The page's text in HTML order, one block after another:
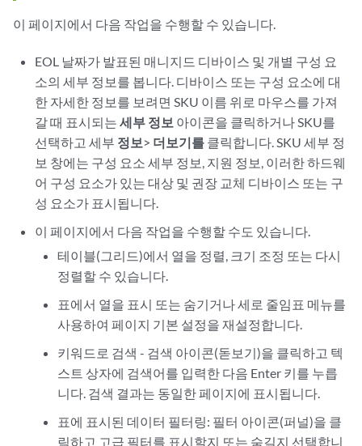
이 페이지에서 다음 작업을 수행할 수 있습니다.
EOL 날짜가 발표된 매니지드 디바이스 및 개별 구성 요
소의 세부 정보를 봅니다. 디바이스 또는 구성 요소에 대
한 자세한 정보를 보려면 SKU 이름 위로 마우스를 가져
갈 때 표시되는세부 정보 아이콘을 클릭하거나 SKU를
선택하고 세부 정보 > 더보기를 클릭합니다. SKU 세부 정
보 창에는 구성 요소 세부 정보, 지원 정보, 이러한 하드웨
어 구성 요소가 있는 대상 및 권장 교체 디바이스 또는 구
성 요소가 표시됩니다.
이 페이지에서 다음 작업을 수행할 수도 있습니다.
테이블(그리드)에서 열을 정렬, 크기 조정 또는 다시
정렬할 수 있습니다.
표에서 열을 표시 또는 숨기거나 세로 줄임표 메뉴를
사용하여 페이지 기본 설정을 재설정합니다.
키워드로 검색 - 검색 아이콘(돋보기)을 클릭하고 텍
스트 상자에 검색어를 입력한 다음 Enter 키를 누릅
니다. 검색 결과는 동일한 페이지에 표시됩니다.
표에 표시된 데이터 필터링: 필터 아이콘(퍼널)을 클
릭하고 고급 필터를 표시할지 또는 숨길지 선택합니